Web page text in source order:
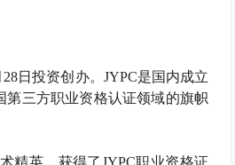
28日投资创办。 JYPC是国内成立
第三方职业资格认证领域的旗帜
精英，获得了JYPC职业资格证